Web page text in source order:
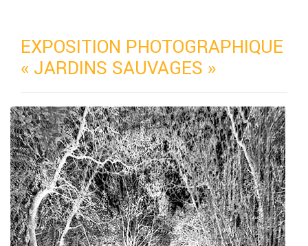
EXPOSITION PHOTOGRAPHIQUE
« JARDINS SAUVAGES »